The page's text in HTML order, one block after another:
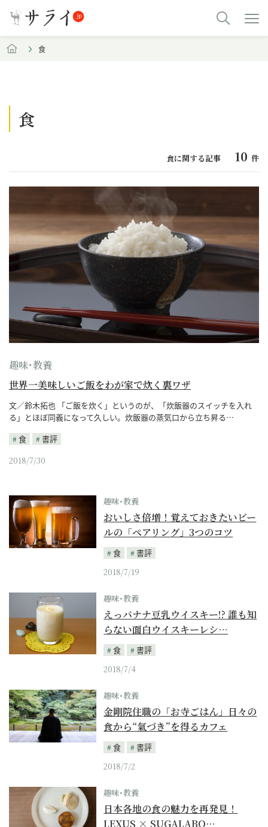
食
食
食に関する記事 10 件
趣味･教養
世界一美味しいご飯をわが家で炊く裏ワザ
文／鈴木拓也 「ご飯を炊く」というのが、「炊飯器のスイッチを入れ
る」とほぼ同義になって久しい。炊飯器の蒸気口から立ち昇る…
食
書評
2018/7/30
趣味･教養
おいしさ倍増！覚えておきたいビー
ルの「ペアリング」3つのコツ
食
書評
2018/7/19
趣味･教養
えっバナナ豆乳ウイスキー!? 誰も知
らない面白ウイスキーレシ…
食
書評
2018/7/4
趣味･教養
金剛院住職の「お寺ごはん」日々の
食から“氣づき”を得るカフェ
食
書評
2018/7/2
趣味･教養
日本各地の食の魅力を再発見！
LEXUS × SUGALABO…